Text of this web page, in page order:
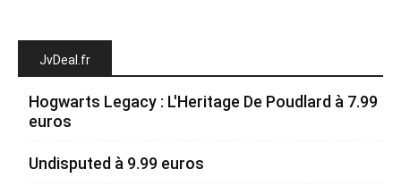
JvDeal.fr
Hogwarts Legacy : L'Heritage De Poudlard à 7.99
euros
Undisputed à 9.99 euros